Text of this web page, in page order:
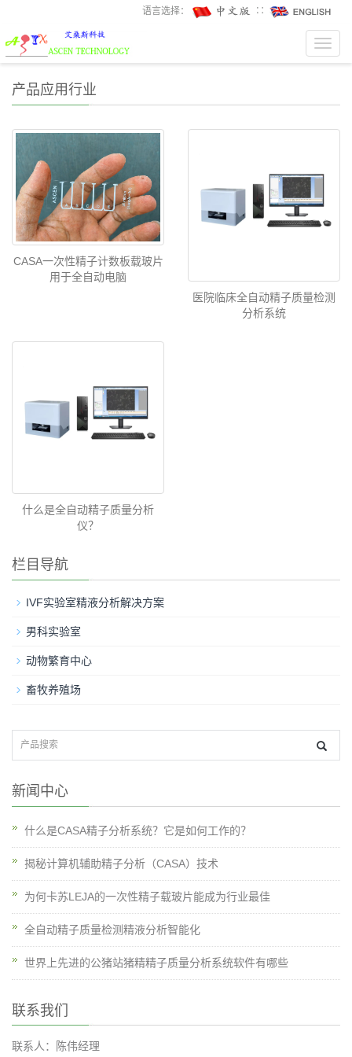
语言选择： ∷
产品应用行业
CASA一次性精子计数板载玻片
用于全自动电脑
医院临床全自动精子质量检测
分析系统
什么是全自动精子质量分析
仪？
栏目导航
IVF实验室精液分析解决方案
男科实验室
动物繁育中心
畜牧养殖场
新闻中心
什么是CASA精子分析系统？它是如何工作的？
揭秘计算机辅助精子分析（CASA）技术
为何卡苏LEJA的一次性精子载玻片能成为行业最佳
全自动精子质量检测精液分析智能化
世界上先进的公猪站猪精精子质量分析系统软件有哪些
联系我们
联系人：陈伟经理